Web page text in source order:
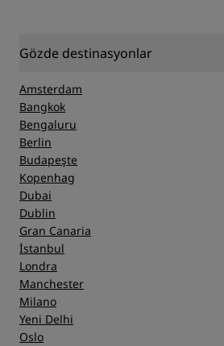
Gözde destinasyonlar
Amsterdam
Bangkok
Bengaluru
Berlin
Budapeşte
Kopenhag
Dubai
Dublin
Gran Canaria
İstanbul
Londra
Manchester
Milano
Yeni Delhi
Oslo